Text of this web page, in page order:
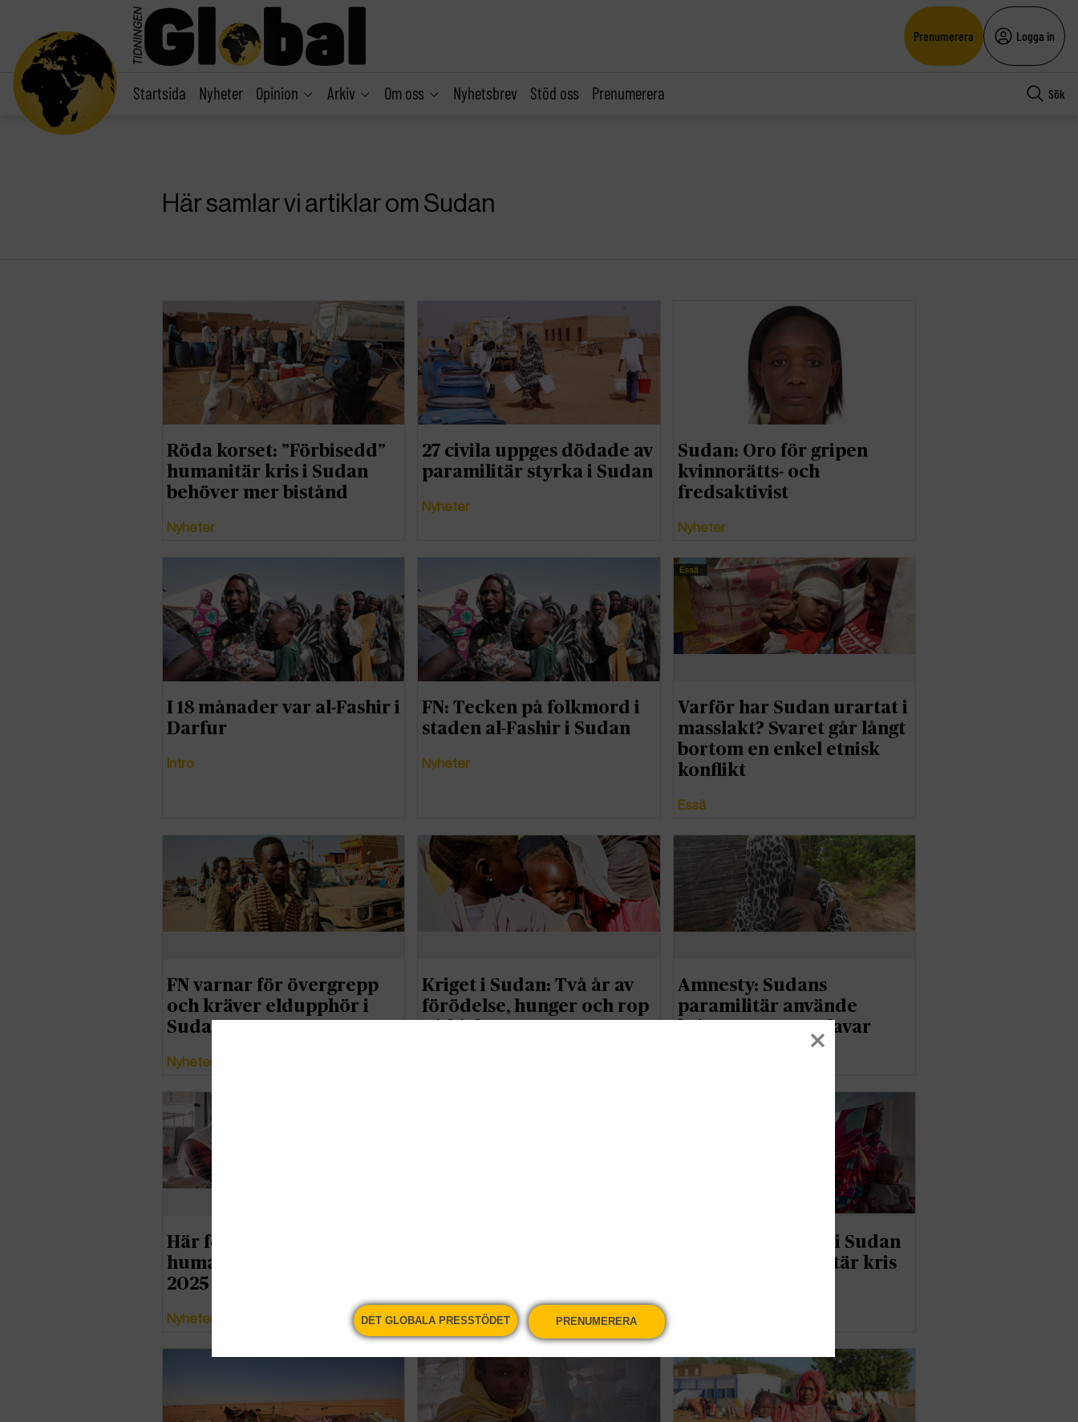
Prenumerera Logga in
Startsida Nyheter Opinion Arkiv Om oss Nyhetsbrev Stöd oss Prenumerera Sök
Här samlar vi artiklar om Sudan
Röda korset: ”Förbisedd”
humanitär kris i Sudan
behöver mer bistånd
Nyheter
27 civila uppges dödade av
paramilitär styrka i Sudan
Nyheter
Sudan: Oro för gripen
kvinnorätts- och
fredsaktivist
Nyheter
I 18 månader var al-Fashir i
Darfur
Intro
FN: Tecken på folkmord i
staden al-Fashir i Sudan
Nyheter
Varför har Sudan urartat i
masslakt? Svaret går långt
bortom en enkel etnisk
konflikt
Essä
FN varnar för övergrepp
och kräver eldupphör i
Sudan
Nyheter
Kriget i Sudan: Två år av
förödelse, hunger och rop
Amnesty: Sudans
paramilitär använde
kvinnor som sexslavar
Här förvärras världens
humanitära kriser under
2025
Nyheter
Nyheter
500 dagar av krig i Sudan
förvärrar humanitär kris
DET GLOBALA PRESSTÖDET PRENUMERERA